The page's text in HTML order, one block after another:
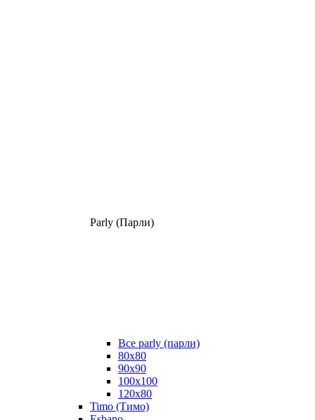
Parly (Парли)
Все parly (парли)
80x80
90x90
100x100
120x80
Timo (Тимо)